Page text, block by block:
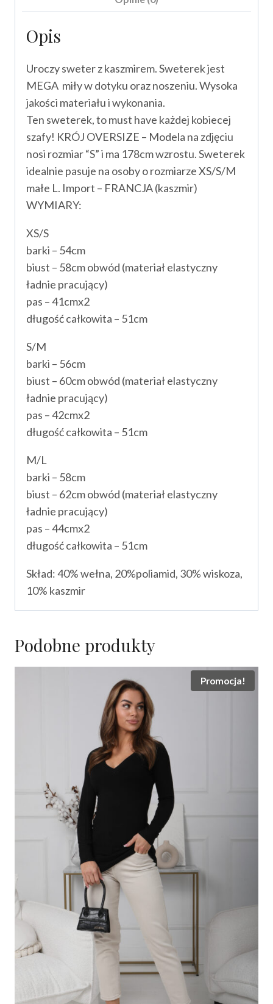
Opis
Uroczy sweter z kaszmirem. Sweterek jest
MEGA miły w dotyku oraz noszeniu. Wysoka
jakości materiału i wykonania.
Ten sweterek, to must have każdej kobiecej
szafy! KRÓJ OVERSIZE – Modela na zdjęciu
nosi rozmiar “S” i ma 178cm wzrostu. Sweterek
idealnie pasuje na osoby o rozmiarze XS/S/M
małe L. Import – FRANCJA (kaszmir)
WYMIARY:
XS/S
barki – 54cm
biust – 58cm obwód (materiał elastyczny
ładnie pracujący)
pas – 41cmx2
długość całkowita – 51cm
S/M
barki – 56cm
biust – 60cm obwód (materiał elastyczny
ładnie pracujący)
pas – 42cmx2
długość całkowita – 51cm
M/L
barki – 58cm
biust – 62cm obwód (materiał elastyczny
ładnie pracujący)
pas – 44cmx2
długość całkowita – 51cm
Skład: 40% wełna, 20%poliamid, 30% wiskoza,
10% kaszmir
Podobne produkty
Promocja!